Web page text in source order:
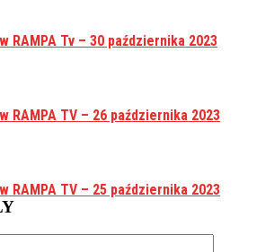
RAMPA Tv – 30 października 2023
RAMPA TV – 26 października 2023
RAMPA TV – 25 października 2023